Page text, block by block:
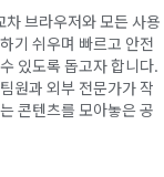
브라우저와 모든 사용
기 쉬우며 빠르고 안전
있도록 돕고자 합니다.
원과 외부 전문가가 작
콘텐츠를 모아놓은 공